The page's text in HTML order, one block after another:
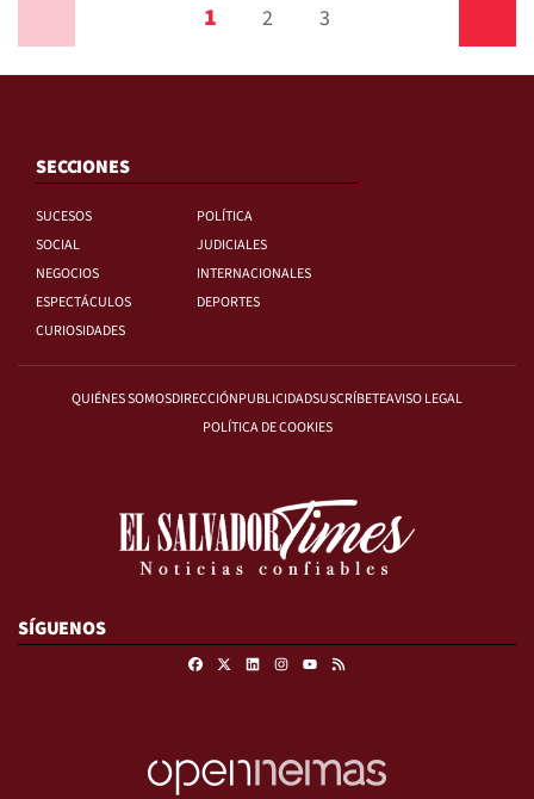
1 2 3
SECCIONES
SUCESOS
POLÍTICA
SOCIAL
JUDICIALES
NEGOCIOS
INTERNACIONALES
ESPECTÁCULOS
DEPORTES
CURIOSIDADES
QUIÉNES SOMOSDIRECCIÓNPUBLICIDADSUSCRÍBETEAVISO LEGAL
POLÍTICA DE COOKIES
SÍGUENOS
FacebookLinkedinInstagramRSS